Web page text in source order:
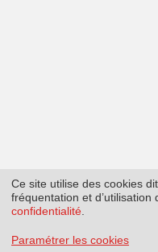
Ce site utilise des cookies
fréquentation et
confidentialité
Paramétrer les cookies